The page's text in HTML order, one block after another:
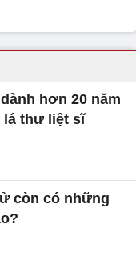
hơn 20 năm
lá thư liệt sĩ
còn có những